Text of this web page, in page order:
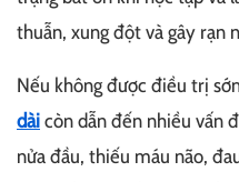
thuẫn, xung đột và gây rạn
Nếu không được điều trị
dàicòn dẫn đến nhiều vấn
nửa đầu, thiếu máu não,